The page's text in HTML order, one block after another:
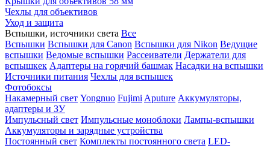
Чехлы для объективов
Уход и защита
Вспышки, источники света Все
Вспышки Вспышки для Canon Вспышки для Nikon Ведущие
вспышки Ведомые вспышки Рассеиватели Держатели для
вспышкек Адаптеры на горячий башмак Насадки на вспышки
Источники питания Чехлы для вспышек
Фотобоксы
Накамерный свет Yongnuo Fujimi Aputure Аккумуляторы,
адаптеры и ЗУ
Импульсный свет Импульсные моноблоки Лампы-вспышки
Аккумуляторы и зарядные устройства
Постоянный свет Комплекты постоянного света LED-